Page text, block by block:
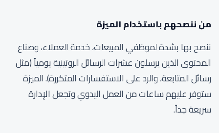
من ننصحهم باستخدام الميزة
ننصح بها بشدة لموظفي المبيعات، خدمة العملاء، وصناع
المحتوى الذين يرسلون عشرات الرسائل الروتينية يومياً (مثل
رسائل المتابعة، والرد على الاستفسارات المتكررة). الميزة
ستوفر عليهم ساعات من العمل اليدوي وتجعل الإدارة
سريعة جداً.